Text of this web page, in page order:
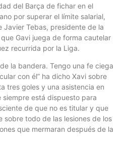
del Barça de fichar en el
por superar el límite salarial,
Javier Tebas, presidente de la
Gavi juega de forma cautelar
recurrida por la Liga.
la bandera. Tengo una fe ciega
con él” ha dicho Xavi sobre
tres goles y una asistencia en
está dispuesto para
de que no es titular y que
sobre todo de las lesiones de los
que mermaran después de la